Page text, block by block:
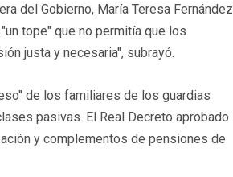
del Gobierno, María Teresa Fernández
tope" que no permitía que los
justa y necesaria", subrayó.
de los familiares de los guardias
pasivas. El Real Decreto aprobado
y complementos de pensiones de